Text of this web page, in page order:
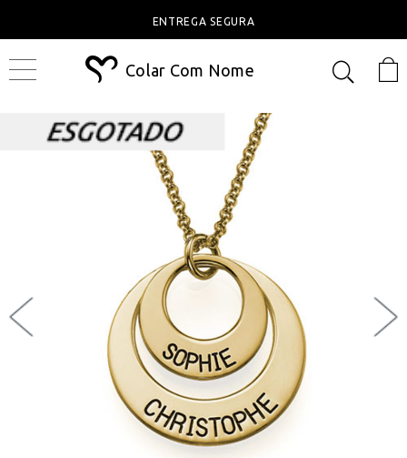
ENTREGA SEGURA
Colar Com Nome